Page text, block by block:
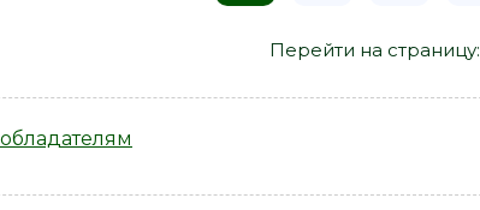
Перейти на страницу: